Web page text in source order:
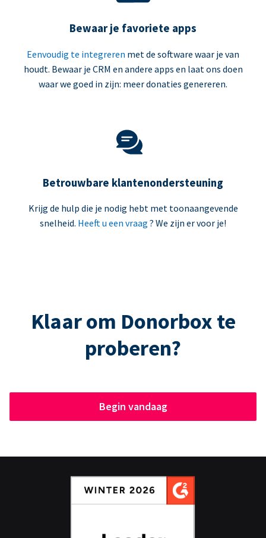
Bewaar je favoriete apps
Eenvoudig te integreren met de software waar je van
houdt. Bewaar je CRM en andere apps en laat ons doen
waar we goed in zijn: meer donaties genereren.
Betrouwbare klantenondersteuning
Krijg de hulp die je nodig hebt met toonaangevende
snelheid. Heeft u een vraag ? We zijn er voor je!
Klaar om Donorbox te
proberen?
Begin vandaag